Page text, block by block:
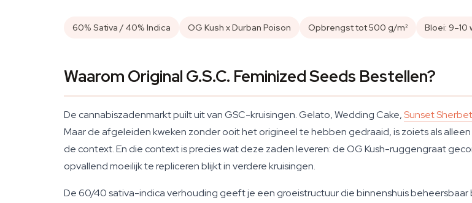
60% Sativa / 40% Indica OG Kush x Durban Poison Opbrengst tot 500 g/m² Bloei: 9–10
Waarom Original G.S.C. Feminized Seeds Bestellen?
De cannabiszadenmarkt puilt uit van GSC-kruisingen. Gelato, Wedding Cake,Sunset Sherbet
Maar de afgeleiden kweken zonder ooit het origineel te hebben gedraaid, is zoiets als
de context. En die context is precies wat deze zaden leveren: de OG Kush-ruggengraat
opvallend moeilijk te repliceren blijkt in verdere kruisingen.
De 60/40 sativa-indica verhouding geeft je een groeistructuur die binnenshuis